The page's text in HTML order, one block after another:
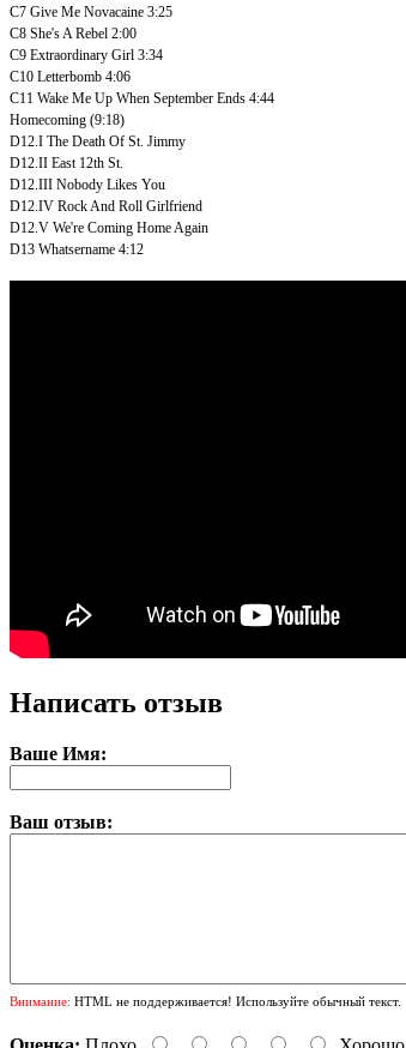
C7 Give Me Novacaine 3:25
C8 She's A Rebel 2:00
C9 Extraordinary Girl 3:34
C10 Letterbomb 4:06
C11 Wake Me Up When September Ends 4:44
Homecoming (9:18)
D12.I The Death Of St. Jimmy
D12.II East 12th St.
D12.III Nobody Likes You
D12.IV Rock And Roll Girlfriend
D12.V We're Coming Home Again
D13 Whatsername 4:12
Написать отзыв
Ваше Имя:
Ваш отзыв:
Внимание: HTML не поддерживается! Используйте обычный текст.